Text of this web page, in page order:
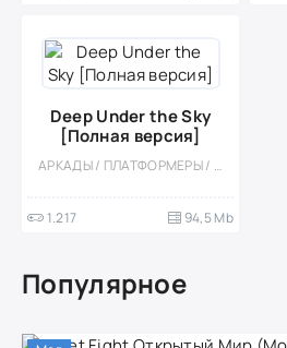
Deep Under the Sky
[Полная версия]
АРКАДЫ / ПЛАТФОРМЕРЫ / ОДНОПОЛЬЗОВАТЕЛЬСКИЕ / ОФЛАЙН / СТИЛИЗАЦИЯ / ПЛАТНАЯ / ВСТРОЕННЫЙ КЕШ / МАЛЕНЬКАЯ
1.217 94,5 Mb
Популярное